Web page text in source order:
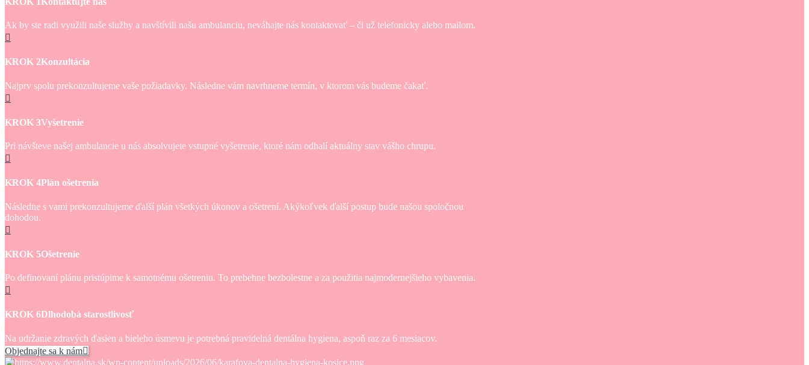
Ak by ste radi využili naše služby a navštívili našu ambulanciu, neváhajte nás kontaktovať – či už telefonicky alebo mailom.
KROK 2Konzultácia
Najprv spolu prekonzultujeme vaše požiadavky. Následne vám navrhneme termín, v ktorom vás budeme čakať.
KROK 3Vyšetrenie
Pri návšteve našej ambulancie u nás absolvujete vstupné vyšetrenie, ktoré nám odhalí aktuálny stav vášho chrupu.
KROK 4Plán ošetrenia
Následne s vami prekonzultujeme ďalší plán všetkých úkonov a ošetrení. Akýkoľvek ďalší postup bude našou spoločnou
dohodou.
KROK 5Ošetrenie
Po definovaní plánu pristúpime k samotnému ošetreniu. To prebehne bezbolestne a za použitia najmodernejšieho vybavenia.
KROK 6Dlhodobá starostlivosť
Na udržanie zdravých ďasien a bieleho úsmevu je potrebná pravidelná dentálna hygiena, aspoň raz za 6 mesiacov.
Objednajte sa k nám